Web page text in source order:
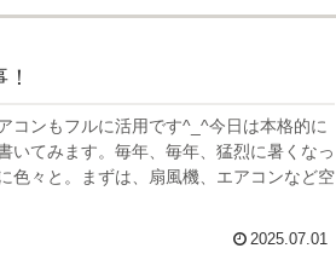
コンもフルに活用です^_^今日は本格的に
いてみます。毎年、毎年、猛烈に暑くなっ
色々と。まずは、扇風機、エアコンなど空
2025.07.01